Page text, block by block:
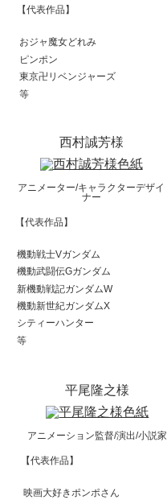
【代表作品】
おジャ魔女どれみ
ピンポン
東京卍リベンジャーズ
等
西村誠芳様
アニメーター/キャラクターデザイ
ナー
【代表作品】
機動戦士Vガンダム
機動武闘伝Gガンダム
新機動戦記ガンダムW
機動新世紀ガンダムX
シティーハンター
等
平尾隆之様
アニメーション監督/演出/小説家
【代表作品】
映画大好きポンポさん